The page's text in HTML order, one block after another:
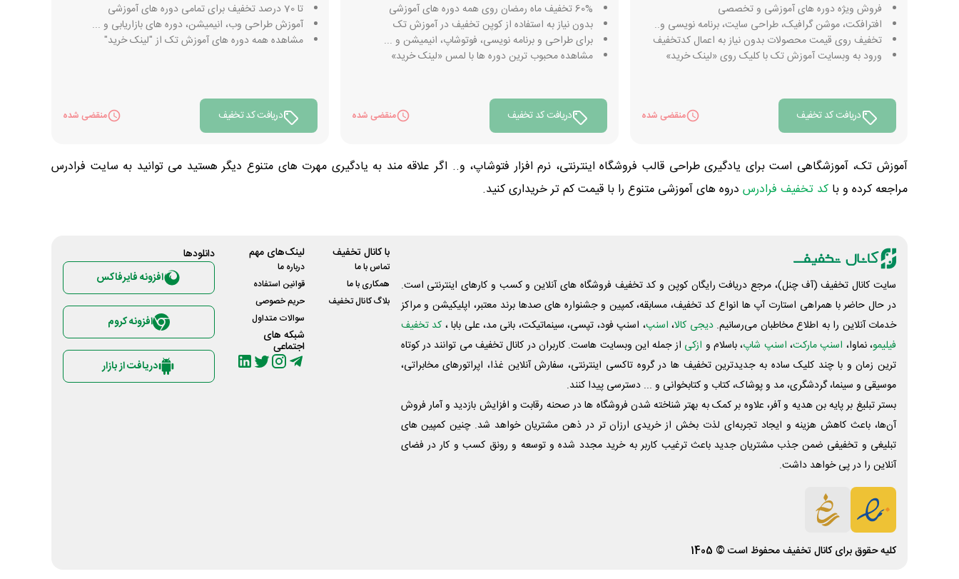
فروش ویژه دوره های آموزشی و تخصصی
افترافکت، موشن گرافیک، طراحی سایت، برنامه نویسی و..
تخفیف روی قیمت محصولات بدون نیاز به اعمال کدتخفیف
ورود به وبسایت آموزش تک با کلیک روی «لینک خرید»
دریافت کد تخفیف منقضی شده
60% تخفیف ماه رمضان روی همه دوره های آموزشی
بدون نیاز به استفاده از کوپن تخفیف در آموزش تک
برای طراحی و برنامه نویسی، فوتوشاپ، انیمیشن و ...
مشاهده محبوب ترین دوره ها با لمس «لینک خرید»
دریافت کد تخفیف منقضی شده
تا 70 درصد تخفیف برای تمامی دوره های آموزشی
آموزش طراحی وب، انیمیشن، دوره های بازاریابی و ...
مشاهده همه دوره های آموزش تک از "لینک خرید"
دریافت کد تخفیف منقضی شده
آموزش تک، آموزشگاهی است برای یادگیری طراحی قالب فروشگاه اینترنتی، نرم افزار فتوشاپ، و.. اگر علاقه مند به یادگیری مهرت های متنوع دیگر هستید می توانید به سایت فرادرس
مراجعه کرده و با کد تخفیف فرادرس دروه های آموزشی متنوع را با قیمت کم تر خریداری کنید.
سایت کانال تخفیف (آف چنل)، مرجع دریافت رایگان کوپن و کد تخفیف فروشگاه های آنلاین و کسب و‌ کارهای اینترنتی است.
در حال حاضر با همراهی استارت آپ ها انواع کد تخفیف، مسابقه، کمپین و جشنواره های صدها برند معتبر، اپلیکیشن و مراکز
خدمات آنلاین را به اطلاع مخاطبان می‌رسانیم. دیجی کالا، اسنپ، اسنپ فود، تپسی، سینماتیکت، بانی مد، علی‌ بابا ، کد تخفیف
فیلیمو، نماوا، اسنپ مارکت، اسنپ شاپ، باسلام و ازکی از جمله این وبسایت ‌هاست. کاربران در کانال تخفیف می توانند در کوتاه
ترین زمان و با چند کلیک ساده به جدیدترین تخفیف ها در گروه تاکسی اینترنتی، سفارش آنلاین غذا، اپراتورهای مخابراتی،
موسیقی و سینما، گردشگری، مد و پوشاک، کتاب و کتابخوانی و ... دسترسی پیدا کنند.
بستر تبلیغ بر پایه بن هدیه و آفر، علاوه بر کمک به بهتر شناخته شدن فروشگاه ها در صحنه رقابت و افزایش بازدید و آمار فروش
آن‌ها، باعث کاهش هزینه و ایجاد تجربه‌ای لذت بخش از خریدی ارزان تر در ذهن مشتریان خواهد شد. چنین کمپین های
تبلیغی و تخفیفی ضمن جذب مشتریان جدید باعث ترغیب کاربر به خرید مجدد شده و توسعه و رونق کسب و کار در فضای
آنلاین را در پی خواهد داشت.
با کانال تخفیف
تماس با ما
همکاری با ما
بلاگ کانال تخفیف
لینک‌های مهم
درباره ما
قوانین استفاده
حریم خصوصی
سوالات متداول
شبکه های
اجتماعی
دانلود‌ها
افزونه فایرفاکس
افزونه کروم
دریافت از بازار
کلیه حقوق برای کانال تخفیفمحفوظ است © 1405